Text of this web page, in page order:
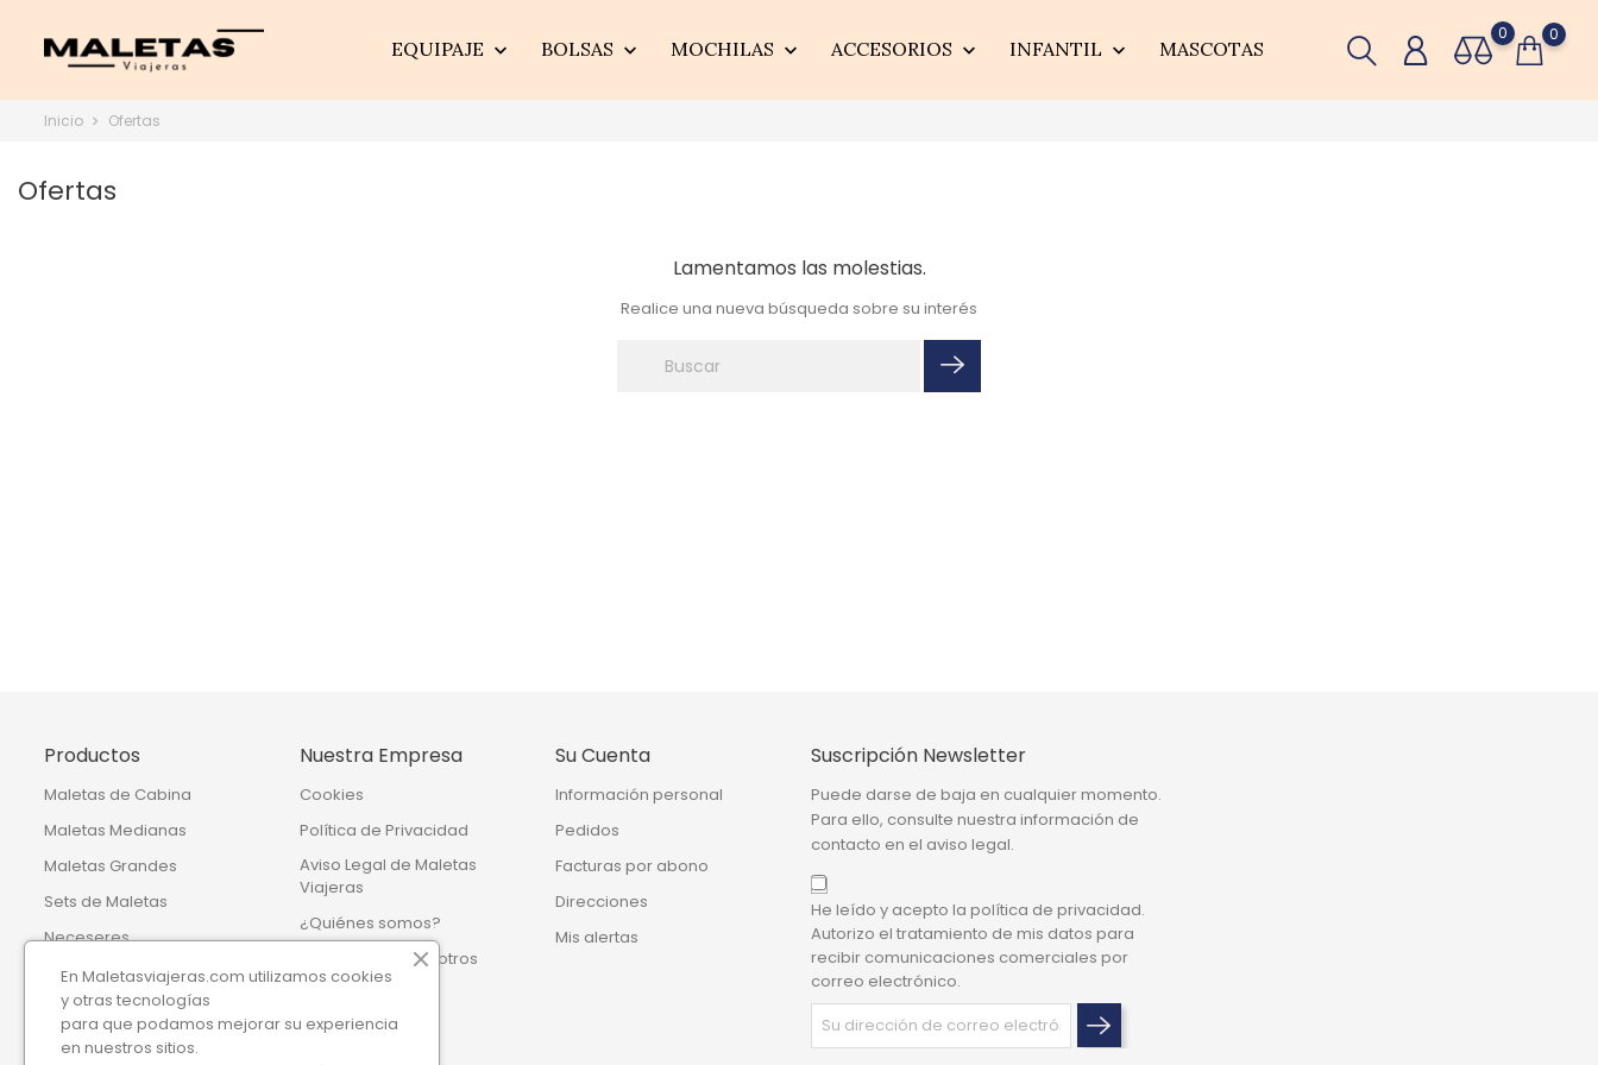
EQUIPAJE  BOLSAS  MOCHILAS  ACCESORIOS  INFANTIL  MASCOTAS
0 0
Inicio Ofertas
Ofertas
Lamentamos las molestias.
Realice una nueva búsqueda sobre su interés
Productos
Maletas de Cabina
Maletas Medianas
Maletas Grandes
Sets de Maletas
Neceseres
Bolsas de Viaje
Accesorios de viaje
Mochilas
Nuestra Empresa
Cookies
Política de Privacidad
Aviso Legal de Maletas
Viajeras
¿Quiénes somos?
Contacte con nosotros
Tiendas
Su Cuenta
Información personal
Pedidos
Facturas por abono
Direcciones
Mis alertas
Suscripción Newsletter
Puede darse de baja en cualquier momento.
Para ello, consulte nuestra información de
contacto en el aviso legal.
He leído y acepto la política de privacidad.
Autorizo el tratamiento de mis datos para
recibir comunicaciones comerciales por
correo electrónico.
En Maletasviajeras.com utilizamos cookies
y otras tecnologías
para que podamos mejorar su experiencia
en nuestros sitios.